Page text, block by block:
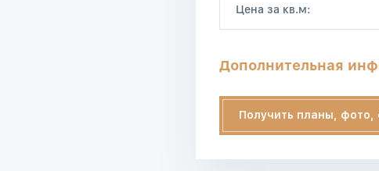
Цена за кв.м:
Дополнительная
Получить планы, фото,